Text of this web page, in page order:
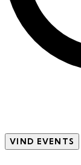
VIND EVENTS